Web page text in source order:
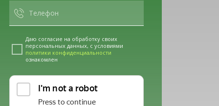
Даю согласие на обработку своих
персональных данных, с условиями
политики конфиденциальности
ознакомлен